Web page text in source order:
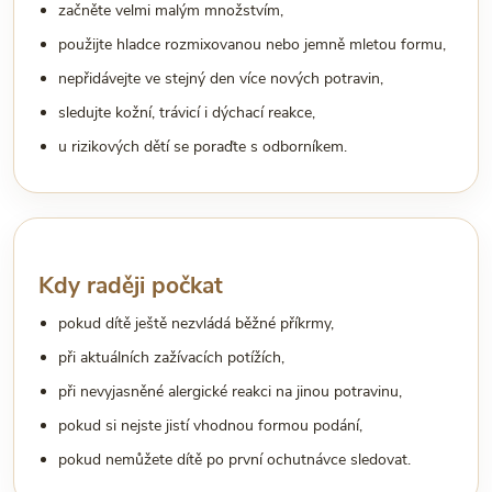
začněte velmi malým množstvím,
použijte hladce rozmixovanou nebo jemně mletou formu,
nepřidávejte ve stejný den více nových potravin,
sledujte kožní, trávicí i dýchací reakce,
u rizikových dětí se poraďte s odborníkem.
Kdy raději počkat
pokud dítě ještě nezvládá běžné příkrmy,
při aktuálních zažívacích potížích,
při nevyjasněné alergické reakci na jinou potravinu,
pokud si nejste jistí vhodnou formou podání,
pokud nemůžete dítě po první ochutnávce sledovat.